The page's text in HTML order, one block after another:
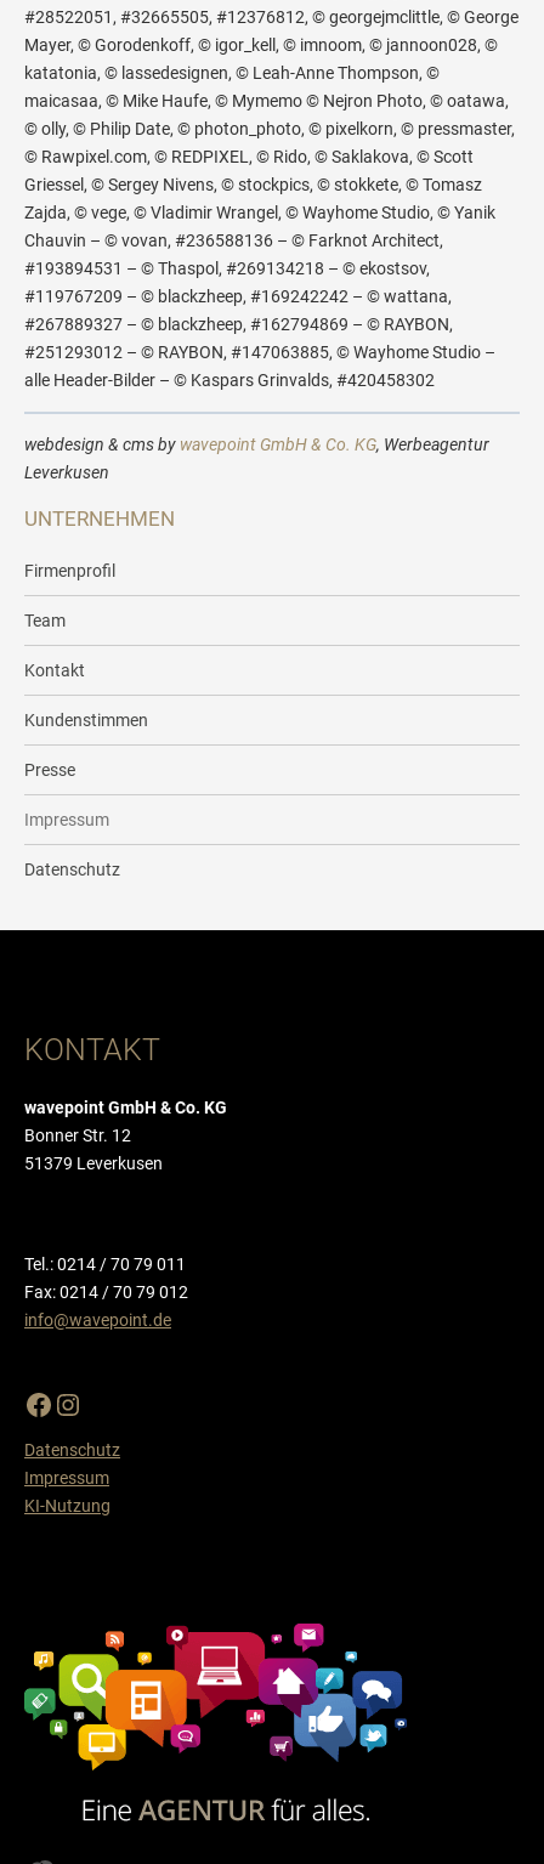
UNTERNEHMEN
Firmenprofil
Team
Kontakt
Kundenstimmen
Presse
Impressum
Datenschutz
#28522051, #32665505, #12376812, © georgejmclittle, © George
Mayer, © Gorodenkoff, © igor_kell, © imnoom, © jannoon028, ©
katatonia, © lassedesignen, © Leah-Anne Thompson, ©
maicasaa, © Mike Haufe, © Mymemo © Nejron Photo, © oatawa,
© olly, © Philip Date, © photon_photo, © pixelkorn, © pressmaster,
© Rawpixel.com, © REDPIXEL, © Rido, © Saklakova, © Scott
Griessel, © Sergey Nivens, © stockpics, © stokkete, © Tomasz
Zajda, © vege, © Vladimir Wrangel, © Wayhome Studio, © Yanik
Chauvin – © vovan, #236588136 – © Farknot Architect,
#193894531 – © Thaspol, #269134218 – © ekostsov,
#119767209 – © blackzheep, #169242242 – © wattana,
#267889327 – © blackzheep, #162794869 – © RAYBON,
#251293012 – © RAYBON, #147063885, © Wayhome Studio –
alle Header-Bilder – © Kaspars Grinvalds, #420458302
webdesign & cms by wavepoint GmbH & Co. KG, Werbeagentur
Leverkusen
KONTAKT
wavepoint GmbH & Co. KG
Bonner Str. 12
51379 Leverkusen
Tel.: 0214 / 70 79 011
Fax: 0214 / 70 79 012
info@wavepoint.de
Datenschutz
Impressum
KI-Nutzung